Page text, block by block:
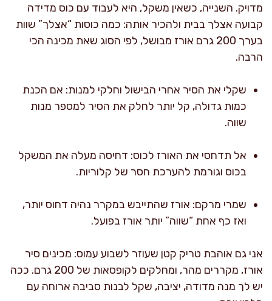
מדויק. השנייה, כשאין משקל, היא לעבוד עם כוס מדידה
קבועה אצלך בבית ולהכיר אותה: כמה כוסות “אצלך” שוות
בערך 200 גרם אורז מבושל, לפי הסוג שאת מכינה הכי
הרבה.
שקלי את הסיר אחרי הבישול וחלקי למנות: אם הכנת
כמות גדולה, קל יותר לחלק את הסיר למספר מנות
שווה.
אל תדחסי את האורז לכוס: דחיסה מעלה את המשקל
בכוס וגורמת להערכת חסר של קלוריות.
שמרי מרקם: אורז שהתייבש במקרר נהיה דחוס יותר,
ואז כף אחת “שווה” יותר אורז בפועל.
אני גם אוהבת טריק קטן שעוזר לשבוע עמוס: מכינים סיר
אורז, מקררים מהר, ומחלקים לקופסאות של 200 גרם. ככה
יש לך מנה מדודה, יציבה, שקל לבנות סביבה ארוחה עם